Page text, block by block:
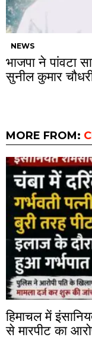
NEWS
भाजपा ने पांवटा
सुनील कुमार
MORE FROM:
हिमाचल में
से मारपीट का